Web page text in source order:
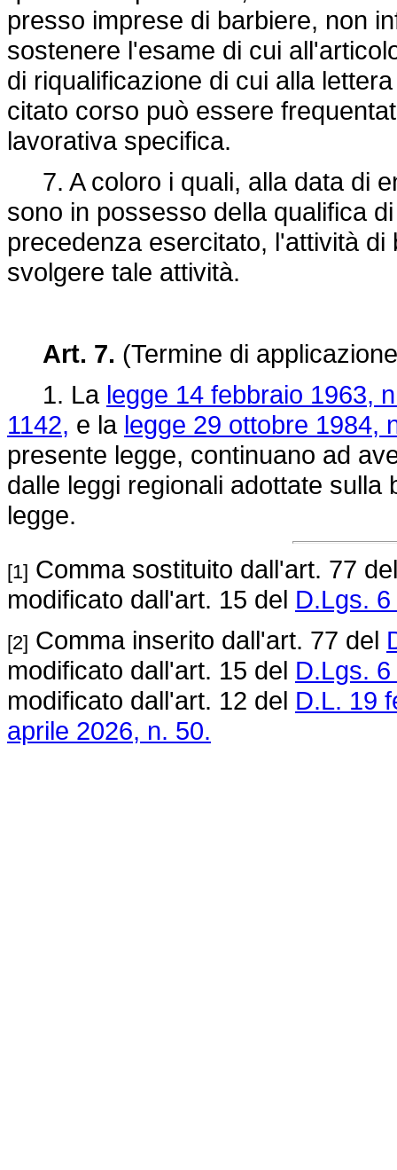
presso imprese di barbiere, non
sostenere l'esame di cui
di riqualificazione di cui alla
citato corso può essere
lavorativa specifica.
7. A coloro i quali, alla data di
sono in possesso della qualifica
precedenza esercitato, l'attività
svolgere tale attività.
Art. 7. (Termine di
1. La legge 14 febbraio 1963,
1142, e la legge 29 ottobre 1984,
presente legge, continuano ad
dalle leggi regionali adottate
legge.
[1] Comma sostituito dall'art. 77
modificato dall'art. 15 del D.Lgs.
[2] Comma inserito dall'art. 77 del
modificato dall'art. 15 del D.Lgs.
modificato dall'art. 12 del D.L. 19
aprile 2026, n. 50.